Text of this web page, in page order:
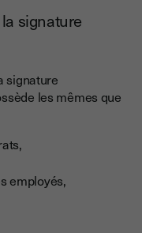
signature
signature
les mêmes que
employés,